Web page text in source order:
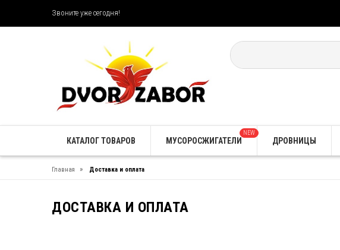
Звоните уже сегодня!
КАТАЛОГ ТОВАРОВ МУСОРОСЖИГАТЕЛИ
NEW
ДРОВНИЦЫ
Главная » Доставка и оплата
ДОСТАВКА И ОПЛАТА